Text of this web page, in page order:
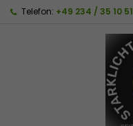
Telefon: +49 234 / 35 10 51